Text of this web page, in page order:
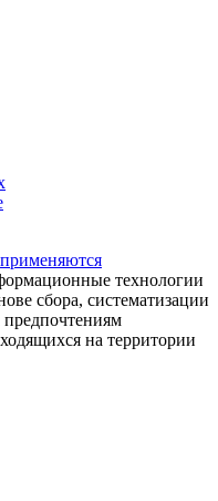
применяются
технологии
сбора, систематизации
предпочтениям
на территории